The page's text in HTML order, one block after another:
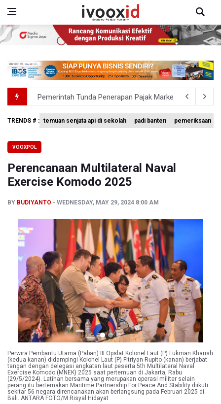
Pemerintah Tunda Penerapan Pajak Marketplace, DJP:
Holiday Inn Express Jakarta Menteng Dukung Program
Pemerintah Gelar Operasi Modifikasi Cuaca Percepat
Swiss-Belcourt Bogor Hadirkan Promo "Merdeka
TRENDS # : temuan senjata api di sekolah padi banten pemeriksaan
VOOXPOL
Perencanaan Multilateral Naval
Exercise Komodo 2025
BY BUDIYANTO WEDNESDAY, MAY 29, 2024 8:00 AM
Previous Next
Perwira Pembantu Utama (Paban) III Opslat Kolonel Laut (P) Lukman Kharish
(kedua kanan) didampingi Kolonel Laut (P) Fitriyan Rupito (kanan) berjabat
tangan dengan delegasi angkatan laut peserta 5th Multilateral Naval
Exercise Komodo (MNEK) 2025 saat pertemuan di Jakarta, Rabu
(29/5/2024). Latihan bersama yang merupakan operasi militer selain
perang itu bertemakan Maritime Partnership For Peace And Stability diikuti
sekitar 56 negara direncanakan akan berlangsung pada Februari 2025 di
Bali. ANTARA FOTO/M Risyal Hidayat